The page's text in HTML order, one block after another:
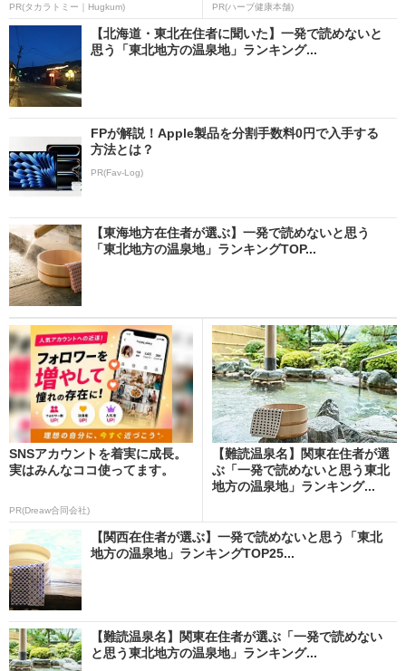
PR(タカラトミー｜Hugkum) PR(ハーブ健康本舗)
【北海道・東北在住者に聞いた】一発で読めないと
思う「東北地方の温泉地」ランキング...
FPが解説！Apple製品を分割手数料0円で入手する
方法とは？
PR(Fav-Log)
【東海地方在住者が選ぶ】一発で読めないと思う
「東北地方の温泉地」ランキングTOP...
SNSアカウントを着実に成長。
実はみんなココ使ってます。
PR(Dreaw合同会社)
【難読温泉名】関東在住者が選
ぶ「一発で読めないと思う東北
地方の温泉地」ランキング...
【関西在住者が選ぶ】一発で読めないと思う「東北
地方の温泉地」ランキングTOP25...
【難読温泉名】関東在住者が選ぶ「一発で読めない
と思う東北地方の温泉地」ランキング...